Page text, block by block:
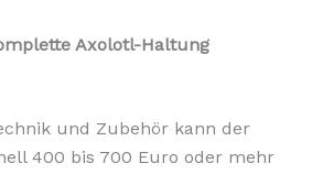
Axolotl-Haltung
und Zubehör kann der
400 bis 700 Euro oder mehr